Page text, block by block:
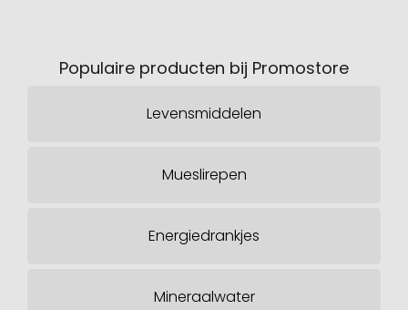
Populaire producten bij Promostore
Levensmiddelen
Mueslirepen
Energiedrankjes
Mineraalwater